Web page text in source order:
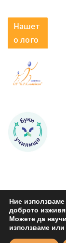
Нашет
о лого
Copyright ©
Ние
доброто
Можете да
използваме